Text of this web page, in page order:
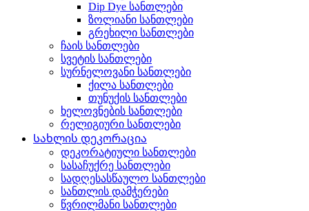
Dip Dye სანთლები
ზოლიანი სანთლები
გრეხილი სანთლები
ჩაის სანთლები
სვეტის სანთლები
სურნელოვანი სანთლები
ქილა სანთლები
თუნუქის სანთლები
ხელოვნების სანთლები
რელიგიური სანთლები
Სახლის დეკორაცია
დეკორატიული სანთლები
სასაჩუქრე სანთლები
სადღესასწაულო სანთლები
სანთლის დამჭერები
წვრილმანი სანთლები